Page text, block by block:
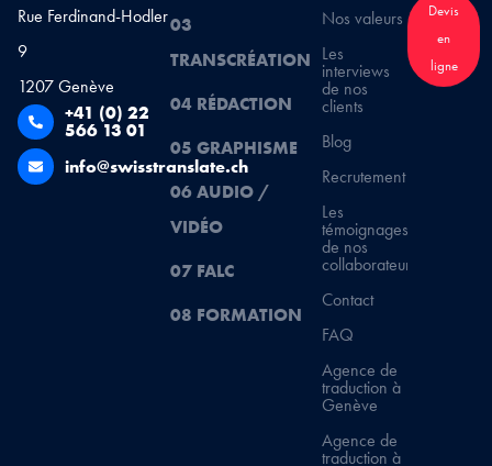
Rue Ferdinand-Hodler
9
1207 Genève
+41 (0) 22
566 13 01
info@swisstranslate.ch
03
TRANSCRÉATION
04 RÉDACTION
05 GRAPHISME
06 AUDIO /
VIDÉO
07 FALC
08 FORMATION
Nos valeurs
Les
interviews
de nos
clients
Blog
Recrutement
Les
témoignages
de nos
collaborateurs
Contact
FAQ
Agence de
traduction à
Genève
Agence de
traduction à
Devis
en
ligne